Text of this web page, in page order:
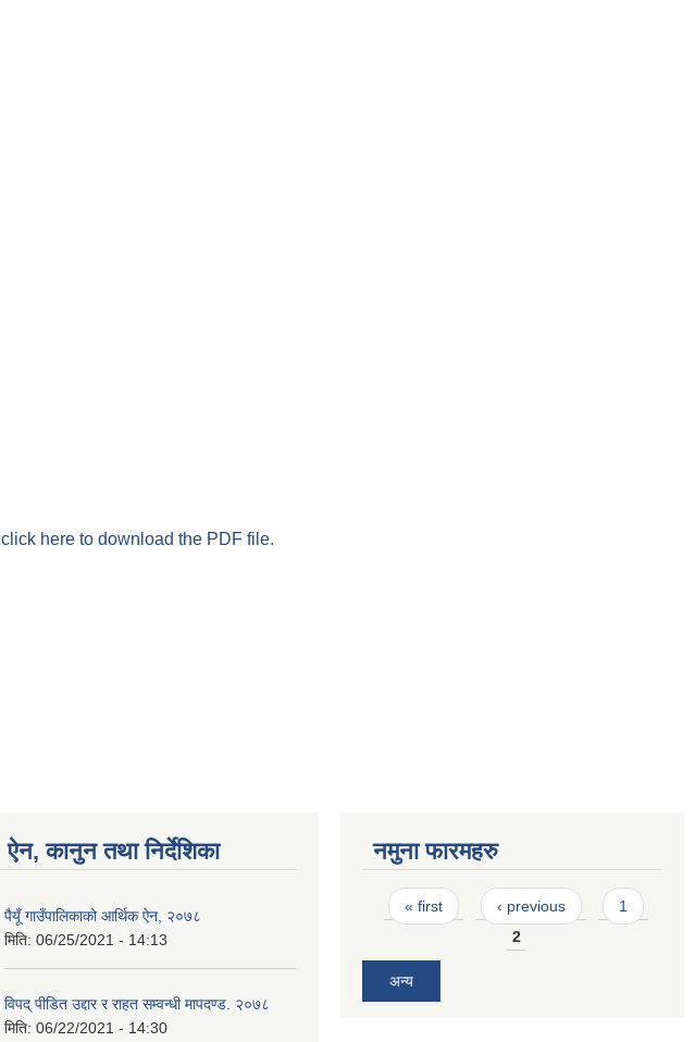
click here to download the PDF file.
ऐन, कानुन तथा निर्देशिका
पैयूँ गाउँपालिकाको आर्थिक ऐन, २०७८
मिति: 06/25/2021 - 14:13
विपद् पीडित उद्दार र राहत सम्वन्धी मापदण्ड. २०७८
मिति: 06/22/2021 - 14:30
नमुना फारमहरु
Pages
« first ‹ previous
1
2
अन्य